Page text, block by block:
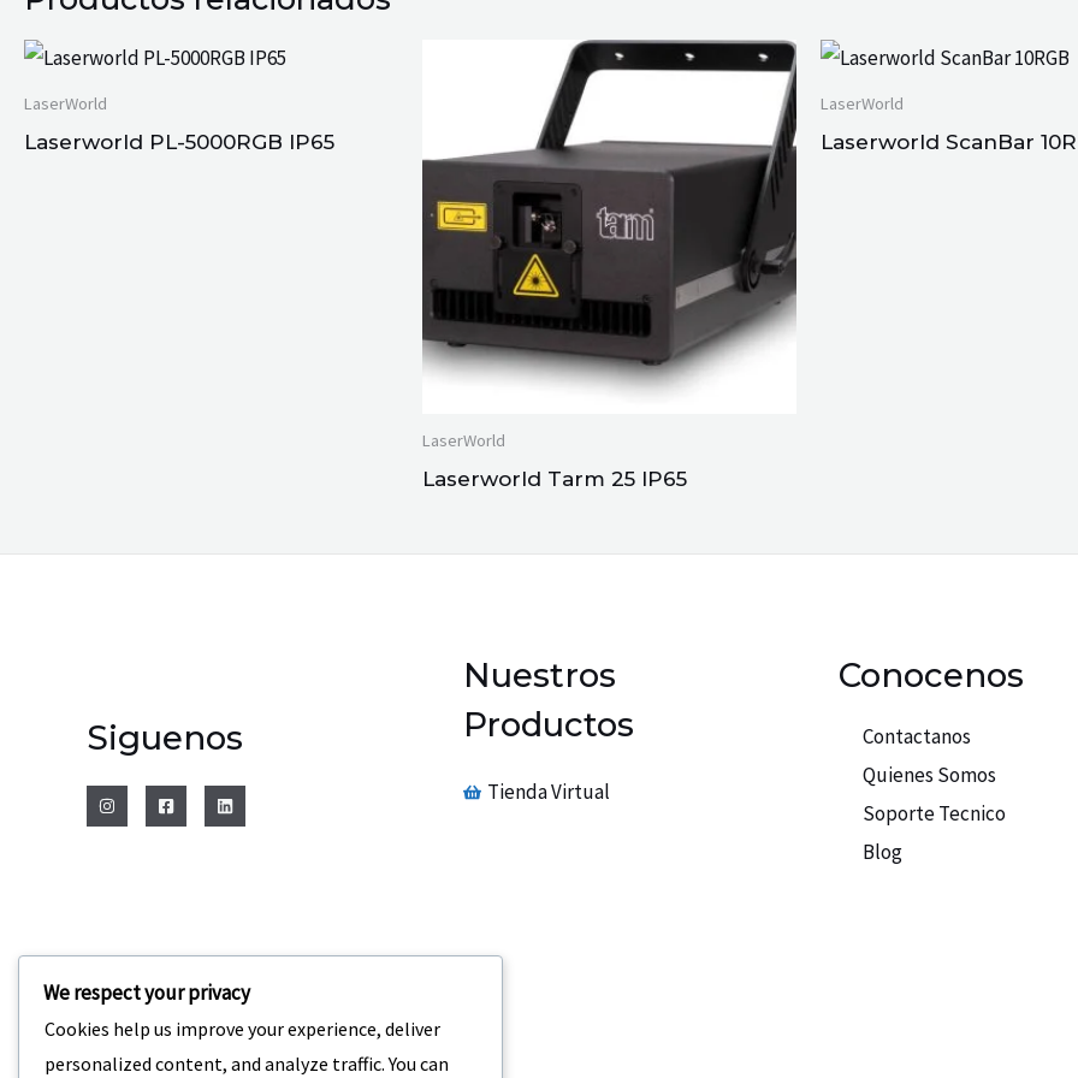
LaserWorld
Laserworld PL-5000RGB IP65
LaserWorld
Laserworld Tarm 25 IP65
LaserWorld
Laserworld ScanBar
Siguenos
Nuestros
Productos
Tienda Virtual
Conocenos
Contactanos
Quienes Somos
Soporte Tecnico
Blog
We respect your privacy
Cookies help us improve your experience, deliver
personalized content, and analyze traffic. You can